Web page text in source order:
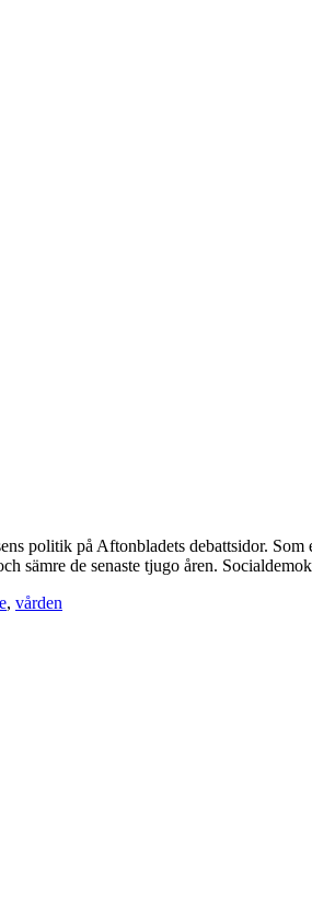
politik på Aftonbladets debattsidor.
sämre de senaste tjugo åren.
, vården